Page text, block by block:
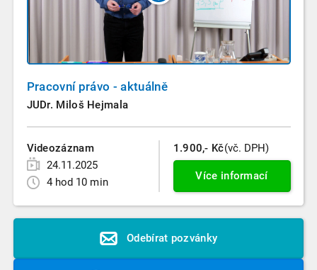
Pracovní právo - aktuálně
JUDr. Miloš Hejmala
Videozáznam
24.11.2025
4 hod 10 min
1.900,- Kč(vč. DPH)
Více informací
Odebírat pozvánky